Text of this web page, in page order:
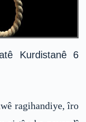
Kurdistanê 6
ragihandiye, îro